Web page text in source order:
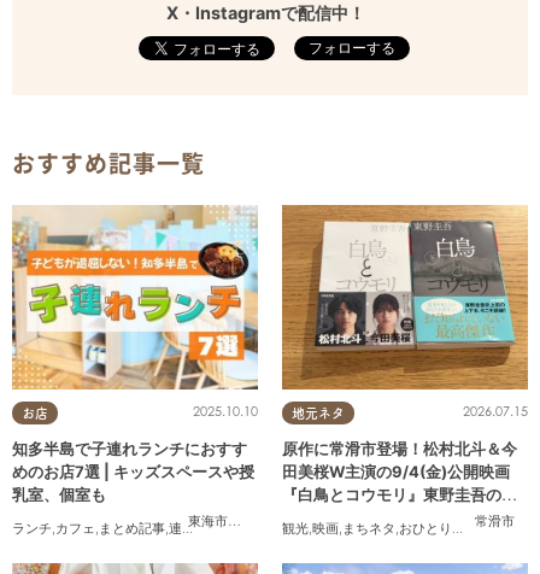
X・Instagramで配信中！
フォローする
おすすめ記事一覧
お店
東海市
,大府市 半田市,常滑市 ,武豊町
2025.10.10
知多半島で子連れランチにおすす
めのお店7選 | キッズスペースや授
乳室、個室も
ランチ カフェ まとめ記事 連載 ,親子 個室
地元ネタ
常滑市
2026.07.15
原作に常滑市登場！松村北斗＆今
田美桜W主演の9/4(金)公開映画
『白鳥とコウモリ』東野圭吾の原
観光 映画 まちネタ おひとりさま